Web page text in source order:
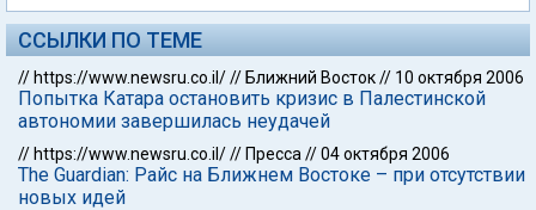
ССЫЛКИ ПО ТЕМЕ
// https://www.newsru.co.il/// Ближний Восток// 10 октября 2006
Попытка Катара остановить кризис в Палестинской
автономии завершилась неудачей
// https://www.newsru.co.il/// Пресса //04 октября 2006
The Guardian: Райс на Ближнем Востоке – при отсутствии
новых идей